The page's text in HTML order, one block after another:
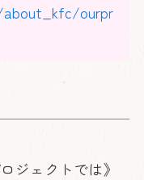
ourpr
ジェクトでは》